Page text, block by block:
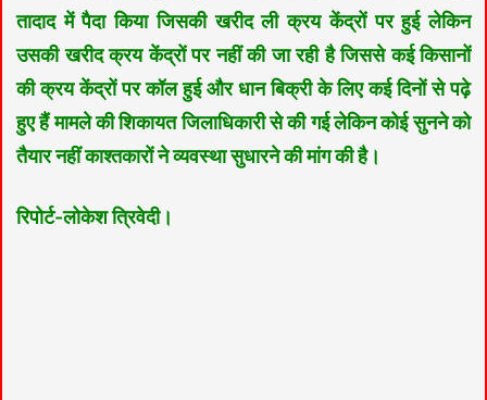
तादाद में पैदा किया जिसकी खरीद ली क्रय केंद्रों पर हुई लेकिन
उसकी खरीद क्रय केंद्रों पर नहीं की जा रही है जिससे कई किसानों
की क्रय केंद्रों पर कॉल हुई और धान बिक्री के लिए कई दिनों से पढ़े
हुए हैं मामले की शिकायत जिलाधिकारी से की गई लेकिन कोई सुनने को
तैयार नहीं काश्तकारों ने व्यवस्था सुधारने की मांग की है।
रिपोर्ट-लोकेश त्रिवेदी।